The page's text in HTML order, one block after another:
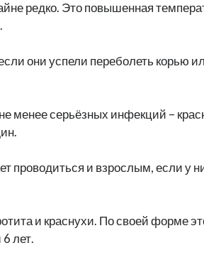
редко. Это повышенная
они успели переболеть корью
менее серьёзных инфекций –
проводиться и взрослым, если у
и краснухи. По своей форме
лет.